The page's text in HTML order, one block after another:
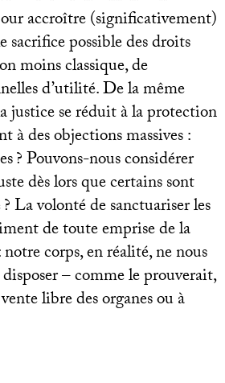
accroître (significativement)
possible des droits
moins classique, de
d’utilité. De la même
justice se réduit à la protection
à des objections massives :
? Pouvons-nous considérer
dès lors que certains sont
? La volonté de sanctuariser les
de toute emprise de la
corps, en réalité, ne nous
– comme le prouverait,
libre des organes ou à